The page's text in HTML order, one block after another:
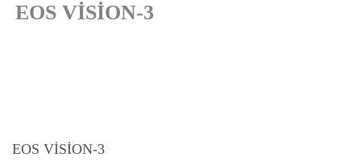
EOS VISION-3
EOS VISION-3